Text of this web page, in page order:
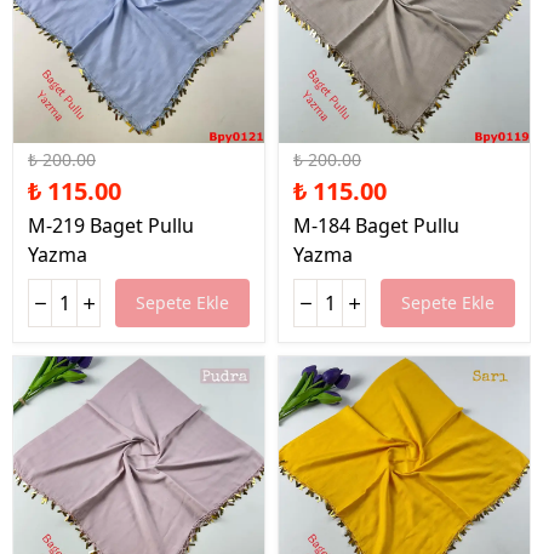
%43 İndirim
₺ 200.00
₺ 115.00
M-219 Baget Pullu
Yazma
Sepete Ekle
%43 İndirim
₺ 200.00
₺ 115.00
M-184 Baget Pullu
Yazma
Sepete Ekle